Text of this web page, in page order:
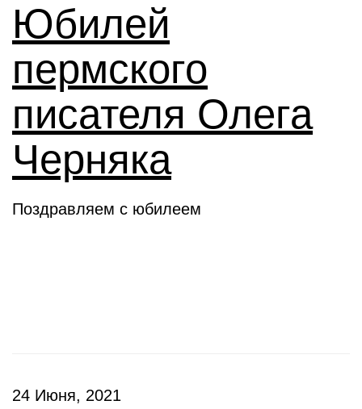
Юбилей
пермского
писателя Олега
Черняка
Поздравляем с юбилеем
24 Июня, 2021